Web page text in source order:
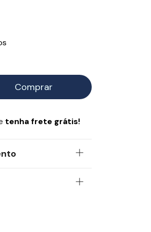
tenha frete grátis!